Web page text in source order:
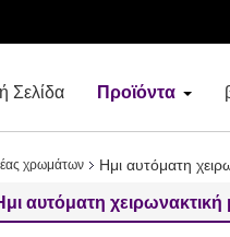
Σελίδα Προϊόντα
χρωμάτων Ημι αυτόματη
αυτόματη